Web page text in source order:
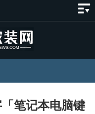
笔记本电脑键